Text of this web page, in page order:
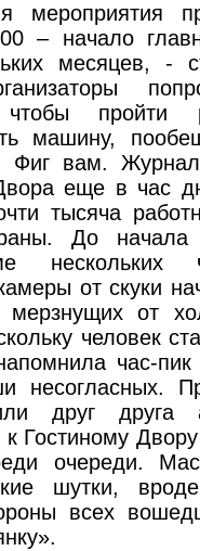
мероприятия
– начало
месяцев, -
пройти
машину,
Фиг вам.
еще в час
тысяча
До начала
нескольких
от скуки
мерзнущих от
человек
час-
несогласных.
друг друга
Гостиному
очереди.
шутки,
всех